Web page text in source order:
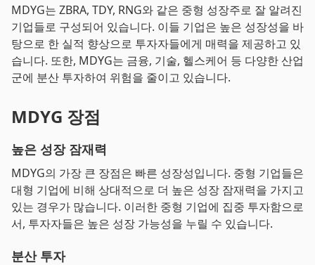
MDYG는 ZBRA, TDY, RNG와 같은 중형 성장주로 잘 알려진
기업들로 구성되어 있습니다. 이들 기업은 높은 성장성을 바
탕으로 한 실적 향상으로 투자자들에게 매력을 제공하고 있
습니다. 또한, MDYG는 금융, 기술, 헬스케어 등 다양한 산업
군에 분산 투자하여 위험을 줄이고 있습니다.
MDYG 장점
높은 성장 잠재력
MDYG의 가장 큰 장점은 빠른 성장성입니다. 중형 기업들은
대형 기업에 비해 상대적으로 더 높은 성장 잠재력을 가지고
있는 경우가 많습니다. 이러한 중형 기업에 집중 투자함으로
서, 투자자들은 높은 성장 가능성을 누릴 수 있습니다.
분산 투자